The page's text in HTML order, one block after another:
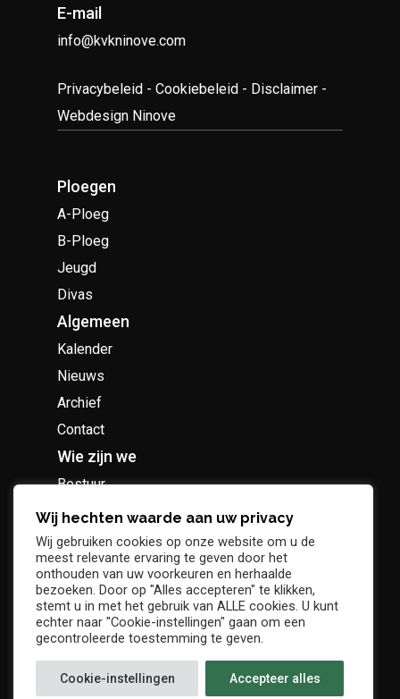
E-mail
info@kvkninove.com
Privacybeleid -Cookiebeleid - Disclaimer -
Webdesign Ninove
Ploegen
A-Ploeg
B-Ploeg
Jeugd
Divas
Algemeen
Kalender
Nieuws
Archief
Contact
Wie zijn we
Bestuur
Geschiedenis
Supportersclub
Socio Business Club
Wij hechten waarde aan uw privacy
Wij gebruiken cookies op onze website om u de
meest relevante ervaring te geven door het
onthouden van uw voorkeuren en herhaalde
bezoeken. Door op "Alles accepteren" te klikken,
stemt u in met het gebruik van ALLE cookies. U kunt
echter naar "Cookie-instellingen" gaan om een
gecontroleerde toestemming te geven.
Cookie-instellingen Accepteer alles